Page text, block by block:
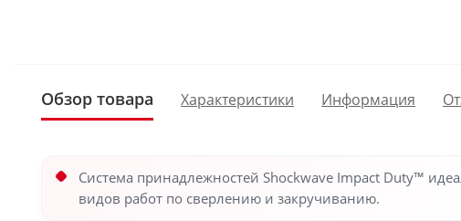
Обзор товара Характеристики Информация
Система принадлежностей Shockwave Impact Duty™
видов работ по сверлению и закручиванию.